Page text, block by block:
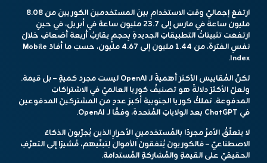
ارتفعَ إجماليّ وقتِ الاستخدامِ بينَ المستخدمينَ الكوريينَ من ٨.٠٨
مليون ساعة في مارس إلى ٢٣.٧ مليون ساعة في أبريل، في حينِ
ارتفعَت تثبيتاتُ التطبيقاتِ الجديدةِ بِحجمٍ يقاربُ أربعة أضعافِ خلالَ
نفسِ الفترة، من ١.٤٤ مليون إلى ٤.٦٧ مليون، حسبَ ما أفادَ Mobile
Index.
لكنّ المُقاييسَ الأكثرَ أهميةً لـ OpenAI ليست مجردَ كميةٍ – بل قيمة.
ولعلّ الأكثرَ دلالةً هو تصنيفُ كوريا العالميّ في الاشتراكاتِ
المدفوعة. تملكُ كوريا الجنوبية أكبرَ عددٍ من المشتركينَ المدفوعين
في ChatGPT بعدَ الولاياتِ المُتحدة، وفقًا لـ OpenAI.
لا يتعلّقُ الأمرُ مجردًا بالمُستخدمينِ الأحرارِ الذين يُجرّبونَ الذكاءَ
الاصطناعيّ – فالكوريونَ يُنفقونَ الأموالَ لِتبنّيهم، مُشيرًا إلى التعرّفِ
الحقيقيّ على القيمةِ والمُشاركةِ المُستدامة.